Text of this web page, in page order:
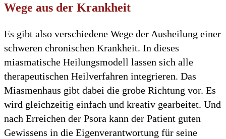
Wege aus der Krankheit
Es gibt also verschiedene Wege der Ausheilung einer
schweren chronischen Krankheit. In dieses
miasmatische Heilungsmodell lassen sich alle
therapeutischen Heilverfahren integrieren. Das
Miasmenhaus gibt dabei die grobe Richtung vor. Es
wird gleichzeitig einfach und kreativ gearbeitet. Und
nach Erreichen der Psora kann der Patient guten
Gewissens in die Eigenverantwortung für seine